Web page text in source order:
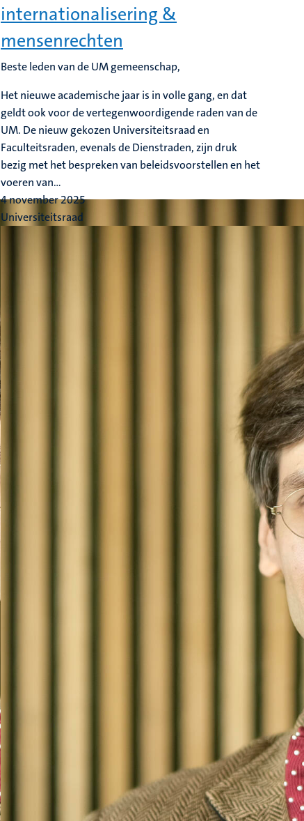
internationalisering &
mensenrechten
Beste leden van de UM gemeenschap,
Het nieuwe academische jaar is in volle gang, en dat
geldt ook voor de vertegenwoordigende raden van de
UM. De nieuw gekozen Universiteitsraad en
Faculteitsraden, evenals de Dienstraden, zijn druk
bezig met het bespreken van beleidsvoorstellen en het
voeren van...
4 november 2025
Universiteitsraad